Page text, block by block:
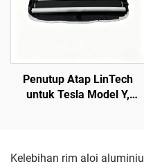
Penutup Atap LinTech
untuk Tesla Model Y,
Kelebihan rim aloi